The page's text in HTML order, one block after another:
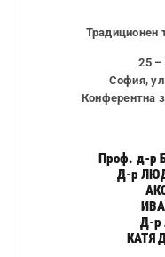
Традиционен
25 –
София,
Конферентна
Проф. д-р
Д-р
Д-р
КАТЯ